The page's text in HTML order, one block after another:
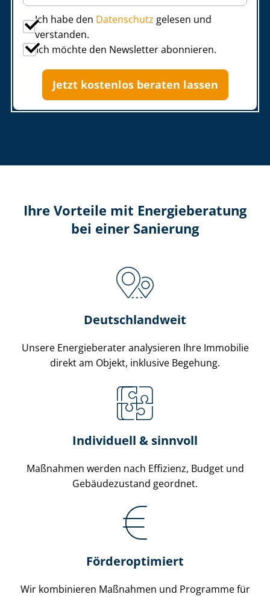
Ich habe den Datenschutz gelesen und
verstanden.
Ich möchte den Newsletter abonnieren.
Jetzt kostenlos beraten lassen
Ihre Vorteile mit Energieberatung
bei einer Sanierung
Deutschlandweit
Unsere Energieberater analysieren Ihre Immobilie
direkt am Objekt, inklusive Begehung.
Individuell & sinnvoll
Maßnahmen werden nach Effizienz, Budget und
Gebäudezustand geordnet.
Förderoptimiert
Wir kombinieren Maßnahmen und Programme für